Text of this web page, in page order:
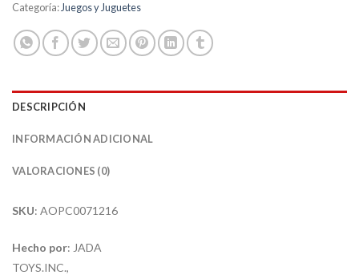
Categoría: Juegos y Juguetes
DESCRIPCIÓN
INFORMACIÓN ADICIONAL
VALORACIONES (0)
SKU: AOPC0071216
Hecho por: JADA
TOYS.INC.,